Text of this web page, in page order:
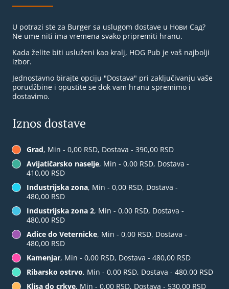
U potrazi ste za Burger sa uslugom dostave u Нови Сад?
Ne ume niti ima vremena svako pripremiti hranu.
Kada želite biti usluženi kao kralj, HOG Pub je vaš najbolji
izbor.
Jednostavno birajte opciju "Dostava" pri zaključivanju vaše
porudžbine i opustite se dok vam hranu spremimo i
dostavimo.
Iznos dostave
Grad, Min - 0,00 RSD, Dostava - 390,00 RSD
Avijatičarsko naselje, Min - 0,00 RSD, Dostava -
410,00 RSD
Industrijska zona, Min - 0,00 RSD, Dostava -
480,00 RSD
Industrijska zona 2, Min - 0,00 RSD, Dostava -
480,00 RSD
Adice do Veternicke, Min - 0,00 RSD, Dostava -
480,00 RSD
Kamenjar, Min - 0,00 RSD, Dostava - 480,00 RSD
Ribarsko ostrvo, Min - 0,00 RSD, Dostava - 480,00 RSD
Klisa do crkve, Min - 0,00 RSD, Dostava - 530,00 RSD